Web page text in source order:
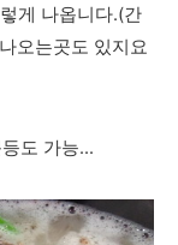
게 나옵니다.(간
오는곳도 있지요
도 가능...